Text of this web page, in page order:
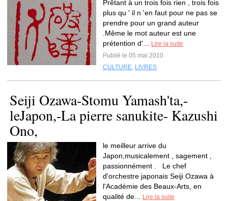
Prêtant à un trois fois rien , trois fois
plus qu ' il n 'en faut pour ne pas se
prendre pour un grand auteur
.Même le mot auteur est une
prétention d'...
Lire la suite
Publié le 05 mai 2010
CULTURE, LIVRES
Seiji Ozawa-Stomu Yamash'ta,-
leJapon,-La pierre sanukite- Kazushi
Ono,
le meilleur arrive du
Japon,musicalement , sagement ,
passionnément . Le chef
d'orchestre japonais Seiji Ozawa à
l'Académie des Beaux-Arts, en
qualité de...
Lire la suite